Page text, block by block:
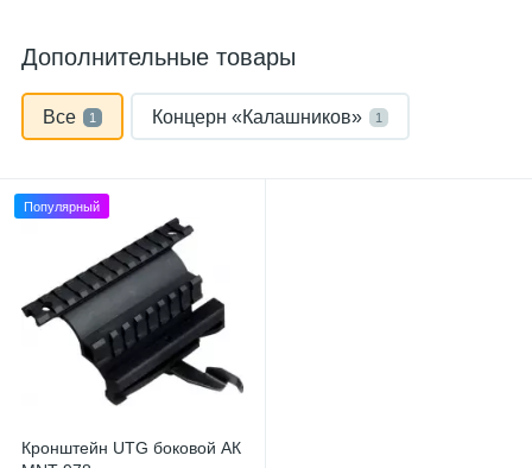
Дополнительные товары
Все 1 Концерн «Калашников» 1
Популярный
Кронштейн UTG боковой АК